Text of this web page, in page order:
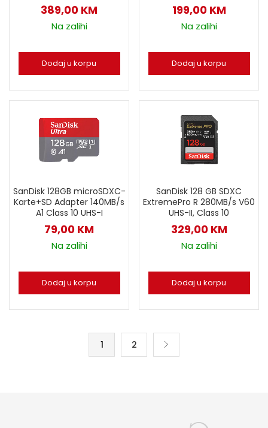
389,00 KM
Na zalihi
Dodaj u korpu
199,00 KM
Na zalihi
Dodaj u korpu
SanDisk 128GB microSDXC-
Karte+SD Adapter 140MB/s
A1 Class 10 UHS-I
79,00 KM
Na zalihi
Dodaj u korpu
SanDisk 128 GB SDXC
ExtremePro R 280MB/s V60
UHS-II, Class 10
329,00 KM
Na zalihi
Dodaj u korpu
1 2